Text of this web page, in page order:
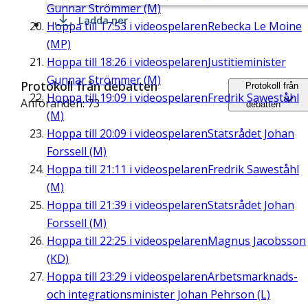
Gunnar Strömmer (M)
Hoppa till17:53 i videospelarenRebecka Le Moine
(MP)
Hoppa till 18:26 i videospelarenJustitieminister
Gunnar Strömmer (M)
Hoppa till19:09 i videospelarenFredrik Saweståhl
(M)
Hoppa till 20:09 i videospelarenStatsrådet Johan
Forssell (M)
Hoppa till 21:11 i videospelarenFredrik Saweståhl
(M)
Hoppa till 21:39 i videospelarenStatsrådet Johan
Forssell (M)
Hoppa till 22:25 i videospelarenMagnus Jacobsson
(KD)
Hoppa till 23:29 i videospelarenArbetsmarknads-
och integrationsminister Johan Pehrson (L)
Ladda ner
Protokoll från debatten
Anföranden: 73
Protokoll från
debatten